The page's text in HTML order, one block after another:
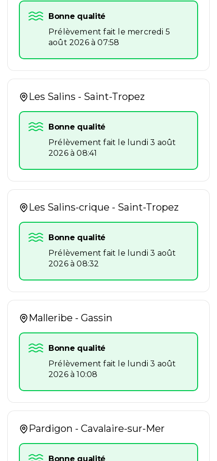
Bonne qualité
Prélèvement fait le mercredi 5
août 2026 à 07:58
Les Salins - Saint-Tropez
Bonne qualité
Prélèvement fait le lundi 3 août
2026 à 08:41
Les Salins-crique - Saint-Tropez
Bonne qualité
Prélèvement fait le lundi 3 août
2026 à 08:32
Malleribe - Gassin
Bonne qualité
Prélèvement fait le lundi 3 août
2026 à 10:08
Pardigon - Cavalaire-sur-Mer
Bonne qualité